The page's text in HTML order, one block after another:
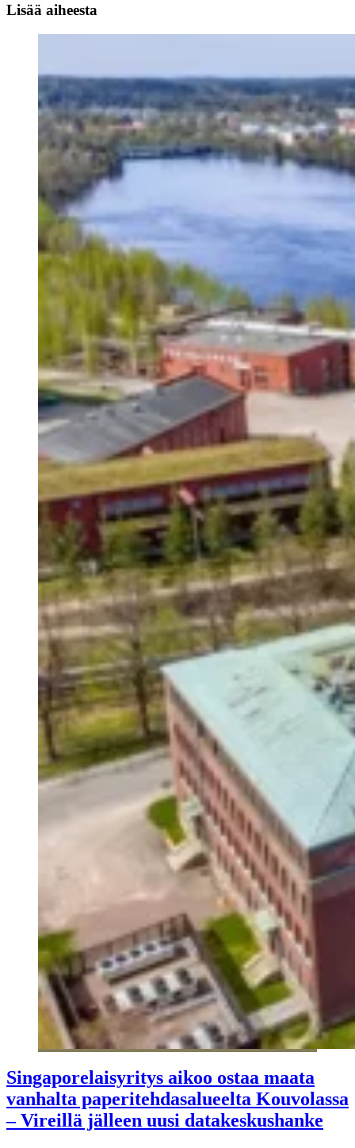
Lisää aiheesta
Singaporelaisyritys aikoo ostaa maata
vanhalta paperitehdasalueelta Kouvolassa
– Vireillä jälleen uusi datakeskushanke